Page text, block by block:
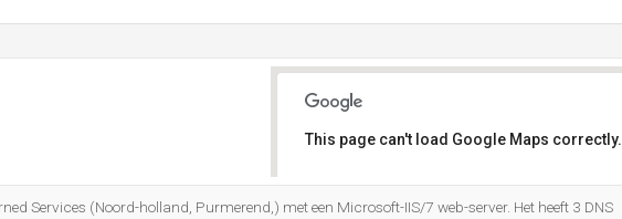
This page can't load Google Maps correctly.
Services (Noord-holland, Purmerend,) met een Microsoft-IIS/7 web-server. Het heeft 3 DNS